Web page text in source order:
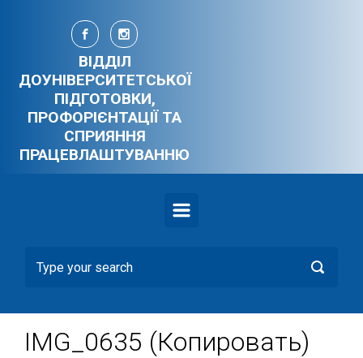
Skip to main content
ВІДДІЛ
ДОУНІВЕРСИТЕТСЬКОЇ
ПІДГОТОВКИ,
ПРОФОРІЄНТАЦІЇ ТА
СПРИЯННЯ
ПРАЦЕВЛАШТУВАННЮ
IMG_0635 (Копировать)